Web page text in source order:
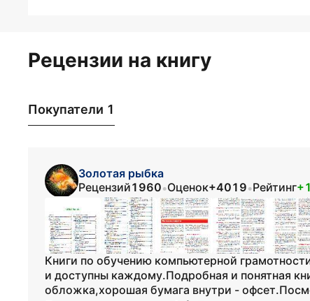
Рецензии на книгу
Покупатели 1
Золотая рыбка
Рецензий1960•Оценок+4019•Рейтинг+1
Книги по обучению компьютерной
и доступны каждому.Подробная и понятная
обложка,хорошая бумага внутри -